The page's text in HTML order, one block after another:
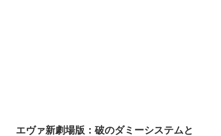
エヴァ新劇場版：破のダミーシステムと